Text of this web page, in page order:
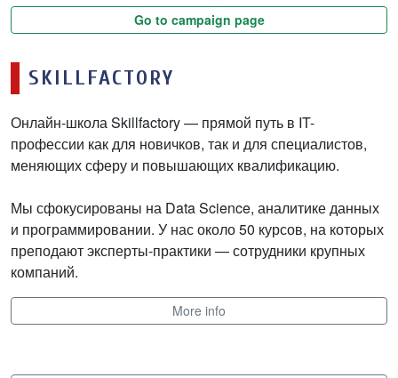
Go to campaign page
SKILLFACTORY
Онлайн-школа Skillfactory — прямой путь в IT-
профессии как для новичков, так и для специалистов,
меняющих сферу и повышающих квалификацию.
Мы сфокусированы на Data Science, аналитике данных
и программировании. У нас около 50 курсов, на которых
преподают эксперты-практики — сотрудники крупных
компаний.
More info